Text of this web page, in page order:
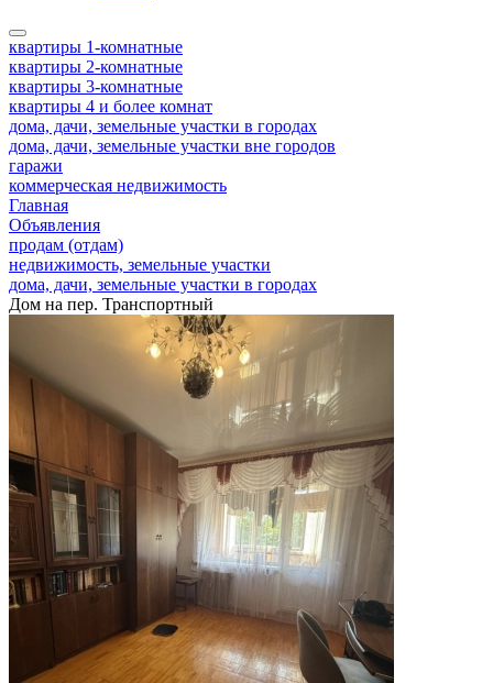
квартиры 1-комнатные
квартиры 2-комнатные
квартиры 3-комнатные
квартиры 4 и более комнат
дома, дачи, земельные участки в городах
дома, дачи, земельные участки вне городов
гаражи
коммерческая недвижимость
Главная
Объявления
продам (отдам)
недвижимость, земельные участки
дома, дачи, земельные участки в городах
Дом на пер. Транспортный